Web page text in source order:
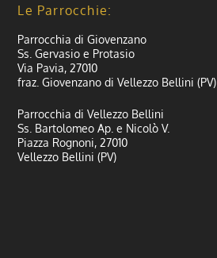
Le Parrocchie:
Parrocchia di Giovenzano
Ss. Gervasio e Protasio
Via Pavia, 27010
fraz. Giovenzano di Vellezzo Bellini (PV)
Parrocchia di Vellezzo Bellini
Ss. Bartolomeo Ap. e Nicolò V.
Piazza Rognoni, 27010
Vellezzo Bellini (PV)